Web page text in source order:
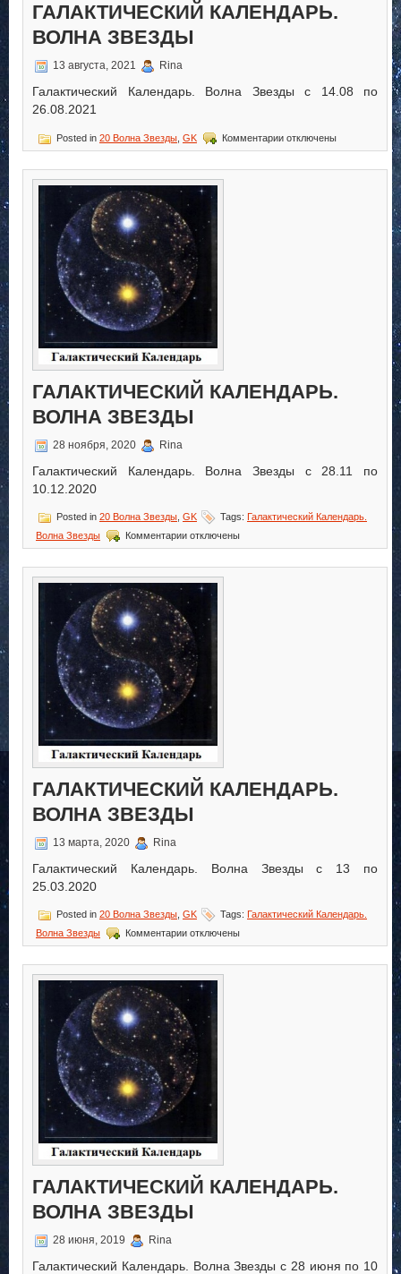
ГАЛАКТИЧЕСКИЙ КАЛЕНДАРЬ.
ВОЛНА ЗВЕЗДЫ
13 августа, 2021 Rina
Галактический Календарь. Волна Звезды с 14.08 по
26.08.2021
Posted in 20 Волна Звезды GK Комментариик
записи
отключены
ГАЛАКТИЧЕСКИЙ КАЛЕНДАРЬ.
ВОЛНА ЗВЕЗДЫ
28 ноября, 2020 Rina
Галактический Календарь. Волна Звезды с 28.11 по
10.12.2020
Posted in 20 Волна Звезды GK Tags: Галактический Календарь.
Волна Звезды
Комментариик
записи
Календарь.
Волна
Звезды
отключены
ГАЛАКТИЧЕСКИЙ КАЛЕНДАРЬ.
ВОЛНА ЗВЕЗДЫ
13 марта, 2020 Rina
Галактический Календарь. Волна Звезды с 13 по
25.03.2020
Posted in 20 Волна Звезды GK Tags: Галактический Календарь.
Волна Звезды
Комментариик
записи
Календарь.
Волна
Звезды
отключены
ГАЛАКТИЧЕСКИЙ КАЛЕНДАРЬ.
ВОЛНА ЗВЕЗДЫ
28 июня, 2019 Rina
Галактический Календарь. Волна Звезды с 28 июня по 10